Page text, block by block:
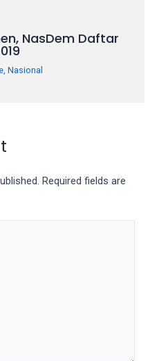
NasDem Daftar
,Nasional
Required fields are